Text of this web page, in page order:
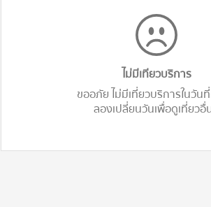
ไม่มีเทียวบริการ
ขออภัย ไม่มีเที่ยวบริการในวัน
ลองเปลี่ยนวันเพื่อดูเที่ยวอื่